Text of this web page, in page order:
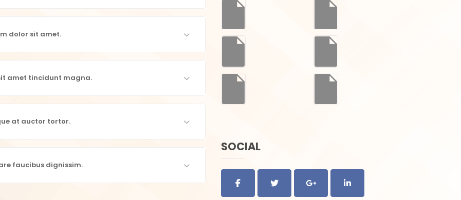
dolor sit amet.
amet tincidunt magna.
at auctor tortor.
faucibus dignissim.
SOCIAL